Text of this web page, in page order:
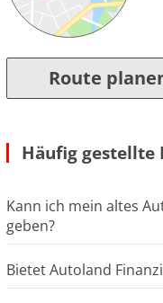
Route
Häufig gestellte
Kann ich mein altes
geben?
Bietet Autoland